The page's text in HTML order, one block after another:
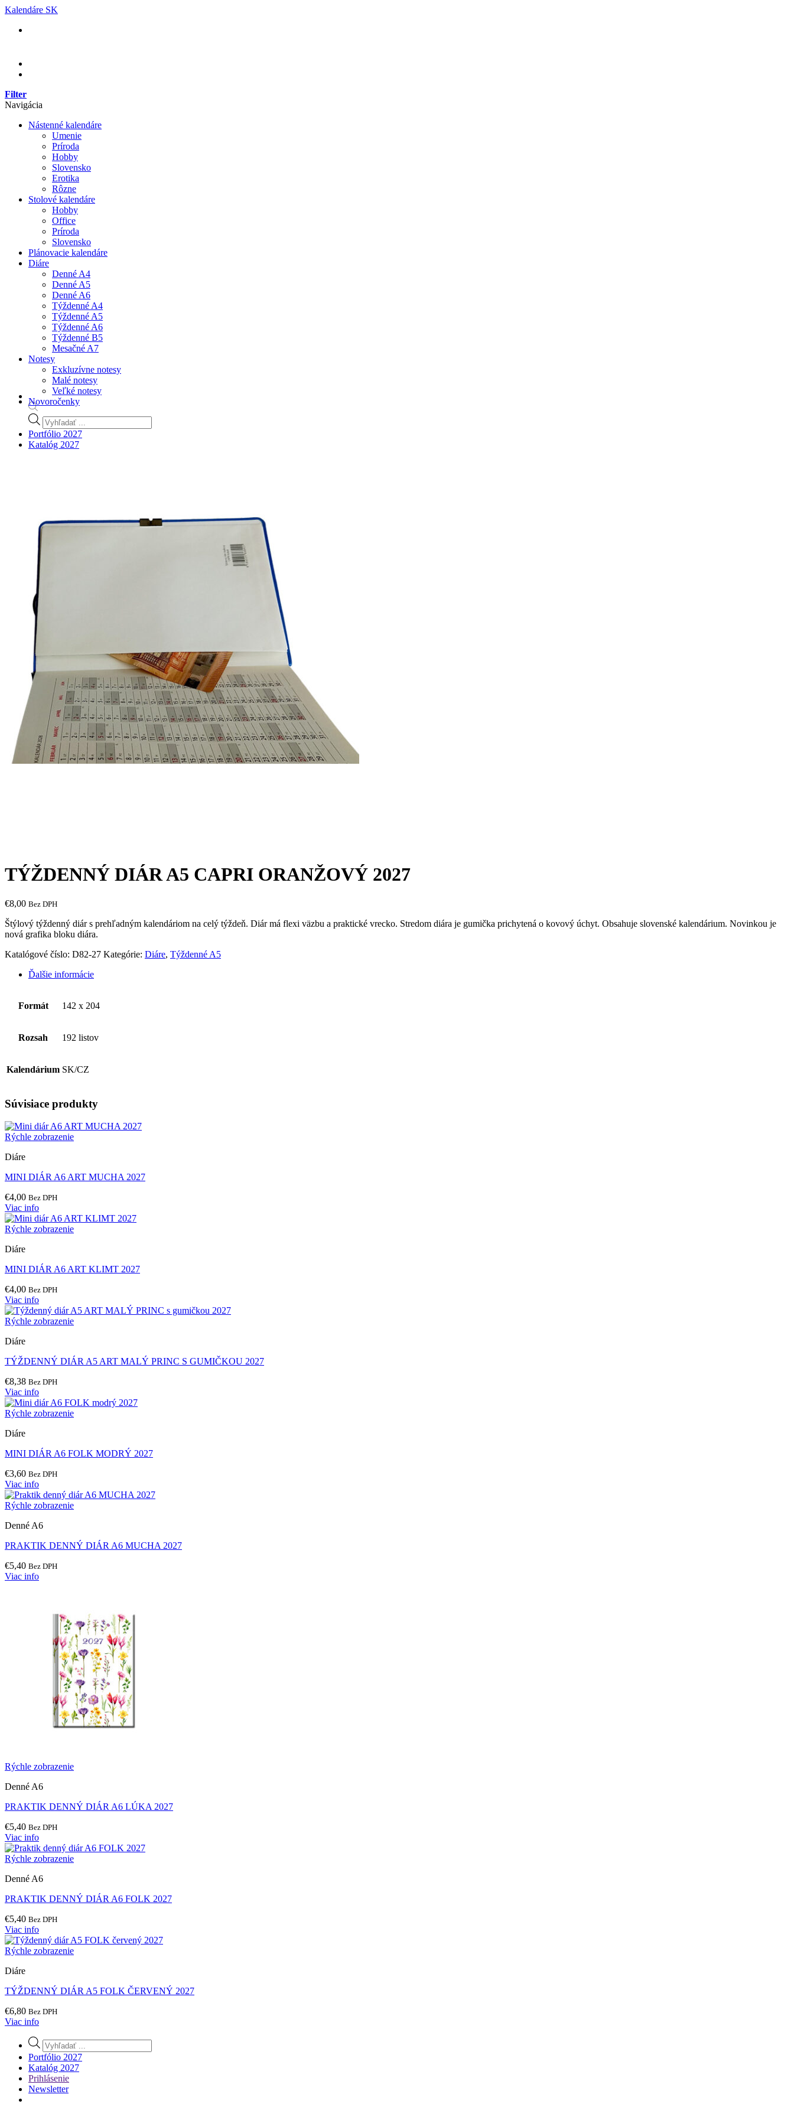
Skip
content
Kalendáre SK
Products
search
Portfólio 2027
Katalóg 2027
Filter
Navigácia
Nástenné kalendáre
Umenie
Príroda
Hobby
Slovensko
Erotika
Rôzne
Stolové kalendáre
Hobby
Office
Príroda
Slovensko
Plánovacie kalendáre
Diáre
Denné A4
Denné A5
Denné A6
Týždenné A4
Týždenné A5
Týždenné A6
Týždenné B5
Mesačné A7
Notesy
Exkluzívne notesy
Malé notesy
Veľké notesy
Novoročenky
TÝŽDENNÝ DIÁR A5 CAPRI ORANŽOVÝ 2027
€8,00 Bez DPH
Štýlový týždenný diár s prehľadným kalendáriom na celý týždeň. Diár má flexi väzbu a praktické vrecko. Stredom diára je gumička prichytená o kovový úchyt. Obsahuje slovenské kalendárium. Novinkou je
nová grafika bloku diára.
Katalógové číslo: D82-27 Kategórie: Diáre, Týždenné A5
Ďalšie informácie
Formát 142 x 204
Rozsah 192 listov
Kalendárium SK/CZ
Súvisiace produkty
Rýchle zobrazenie
Diáre
MINI DIÁR A6 ART MUCHA 2027
€4,00 Bez DPH
Viac info
Rýchle zobrazenie
Diáre
MINI DIÁR A6 ART KLIMT 2027
€4,00 Bez DPH
Viac info
Rýchle zobrazenie
Diáre
TÝŽDENNÝ DIÁR A5 ART MALÝ PRINC S GUMIČKOU 2027
€8,38 Bez DPH
Viac info
Rýchle zobrazenie
Diáre
MINI DIÁR A6 FOLK MODRÝ 2027
€3,60 Bez DPH
Viac info
Rýchle zobrazenie
Denné A6
PRAKTIK DENNÝ DIÁR A6 MUCHA 2027
€5,40 Bez DPH
Viac info
Rýchle zobrazenie
Denné A6
PRAKTIK DENNÝ DIÁR A6 LÚKA 2027
€5,40 Bez DPH
Viac info
Rýchle zobrazenie
Denné A6
PRAKTIK DENNÝ DIÁR A6 FOLK 2027
€5,40 Bez DPH
Viac info
Rýchle zobrazenie
Diáre
TÝŽDENNÝ DIÁR A5 FOLK ČERVENÝ 2027
€6,80 Bez DPH
Viac info
Products
search
Portfólio 2027
Katalóg 2027
Prihlásenie
Newsletter